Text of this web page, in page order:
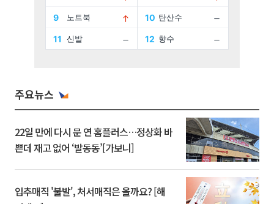
주요뉴스
22일 만에 다시 문 연 홈플러스…정상화 바
쁜데 재고 없어 ‘발동동’[가보니]
입추매직 '불발', 처서매직은 올까요? [해